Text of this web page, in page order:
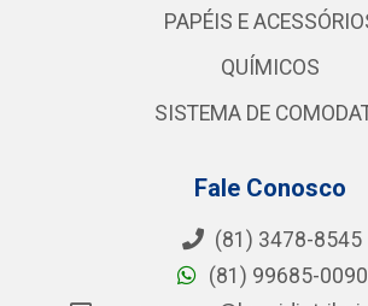
PAPÉIS E
QUÍMICOS
SISTEMA DE
Fale Conosco
(81) 3478-8545
(81) 99685-0090